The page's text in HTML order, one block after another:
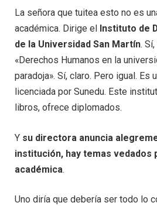
La señora que tuitea esto no es
académica. Dirige el
Instituto de
de la Universidad San Martín.
«Derechos Humanos en la
paradoja». Sí, claro. Pero igual. Es
licenciada por Sunedu. Este
libros, ofrece diplomados.
Y su directora anuncia
institución, hay temas vedados
académica.
Uno diría que debería ser todo lo